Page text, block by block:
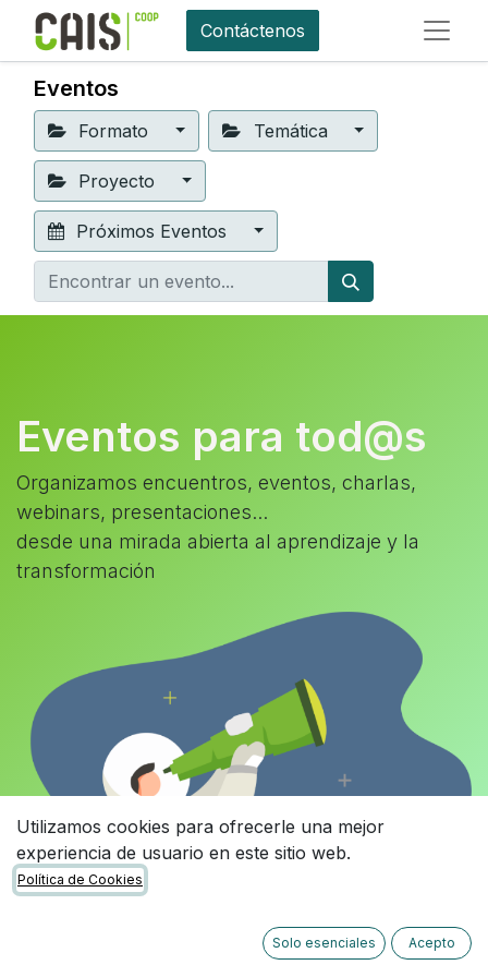
Contáctenos
Eventos
Formato Temática
Proyecto
Próximos Eventos
Eventos para tod@s
Organizamos encuentros, eventos, charlas,
webinars, presentaciones...
desde una mirada abierta al aprendizaje y la
transformación
Utilizamos cookies para ofrecerle una mejor
experiencia de usuario en este sitio web.
Política de Cookies
Solo esenciales Acepto